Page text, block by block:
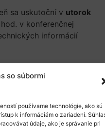
so súbormi
používame technológie, ako sú
k informáciám o zariadení.
údaje, ako je správanie pri
sa uskutoční v utorok
hod. v konferenčnej
informácií
zasielať e-mailom
2024.